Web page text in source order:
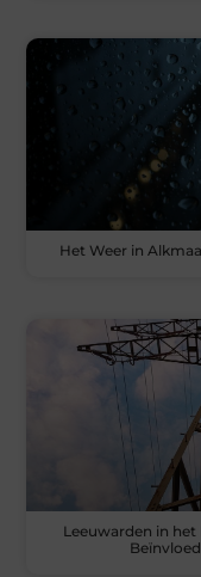
Het Weer in
Leeuwarden in